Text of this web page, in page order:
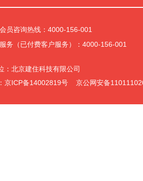
员咨询热线：4000-156-001
务（已付费客户服务）：4000-156-001
：北京建住科技有限公司
京ICP备14002819号 京公网安备